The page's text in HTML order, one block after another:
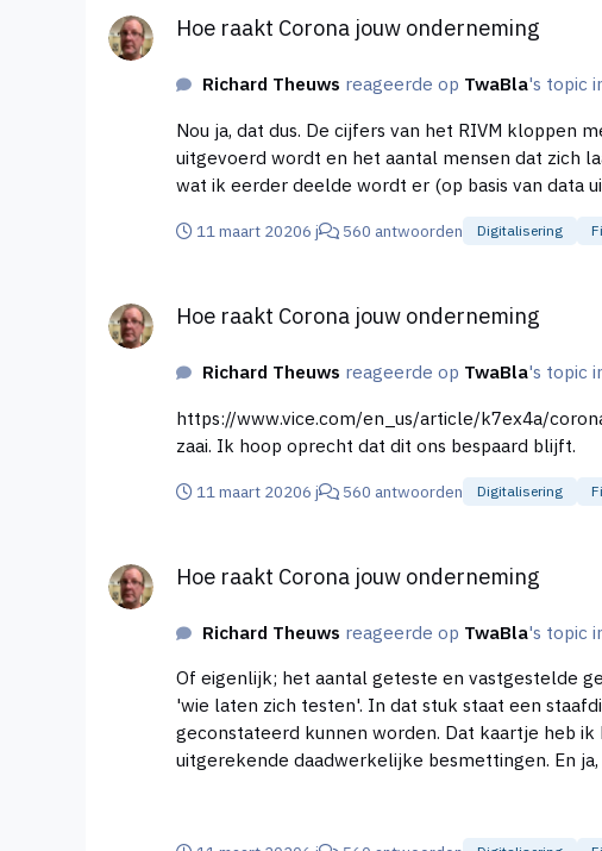
Hoe raakt Corona jouw onderneming
Richard Theuws reageerde op TwaBla's topic
Nou ja, dat dus. De cijfers van het RIVM kloppen
uitgevoerd wordt en het aantal mensen dat zich laat testen. Er zijn dus niet 503 patiënten in totaal, maar 503 mensen die
wat ik eerder deelde wordt er (op basis van data
11 maart 20206 j 560 antwoorden Digitalisering
Hoe raakt Corona jouw onderneming
Richard Theuws reageerde op TwaBla's topic
https://www.vice.com/en_us/article/k7ex4a/coronavirus-has-
zaai. Ik hoop oprecht dat dit ons bespaard blijft.
11 maart 20206 j 560 antwoorden Digitalisering
Hoe raakt Corona jouw onderneming
Richard Theuws reageerde op TwaBla's topic
Of eigenlijk; het aantal geteste en vastgestelde
'wie laten zich testen'. In dat stuk staat een staafdiagram over China waar ze dat weggezet hebben tegen de daadwerkelijke gevallen die dus achteraf pas
geconstateerd kunnen worden. Dat kaartje heb
uitgerekende daadwerkelijke besmettingen. En ja, je kunt echt wel iets over de gebruikte rekenmodellen zeggen, want er worden aannames gedaan, maar